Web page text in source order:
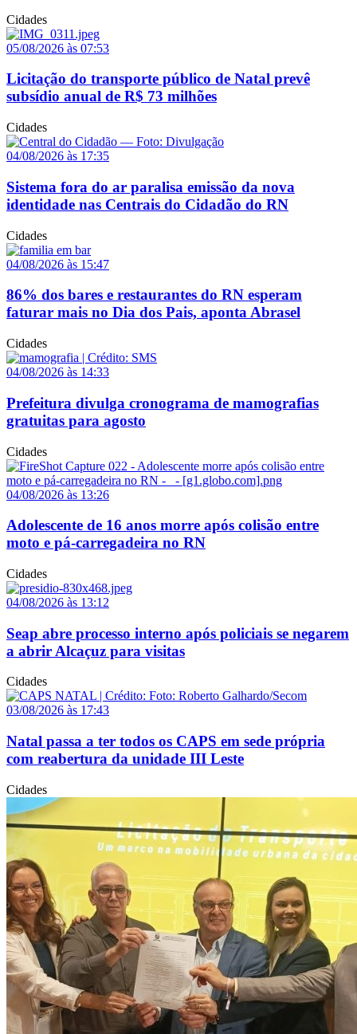
Cidades
05/08/2026 às 07:53
Licitação do transporte público de Natal prevê
subsídio anual de R$ 73 milhões
Cidades
04/08/2026 às 17:35
Sistema fora do ar paralisa emissão da nova
identidade nas Centrais do Cidadão do RN
Cidades
04/08/2026 às 15:47
86% dos bares e restaurantes do RN esperam
faturar mais no Dia dos Pais, aponta Abrasel
Cidades
04/08/2026 às 14:33
Prefeitura divulga cronograma de mamografias
gratuitas para agosto
Cidades
04/08/2026 às 13:26
Adolescente de 16 anos morre após colisão entre
moto e pá-carregadeira no RN
Cidades
04/08/2026 às 13:12
Seap abre processo interno após policiais se negarem
a abrir Alcaçuz para visitas
Cidades
03/08/2026 às 17:43
Natal passa a ter todos os CAPS em sede própria
com reabertura da unidade III Leste
Cidades